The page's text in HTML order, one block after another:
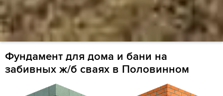
Фундамент для дома и бани на
забивных ж/б сваях в Половинном